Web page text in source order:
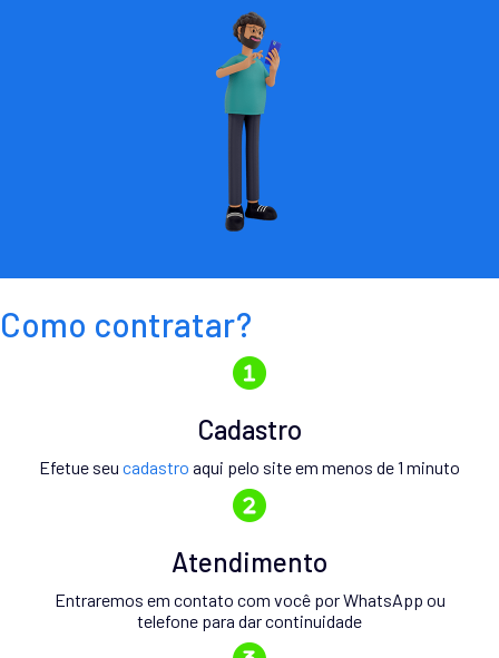
Como contratar?
Cadastro
Efetue seu cadastro aqui pelo site em menos de 1 minuto
Atendimento
Entraremos em contato com você por WhatsApp ou
telefone para dar continuidade